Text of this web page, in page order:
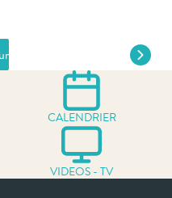
CALENDRIER
VIDEOS - TV